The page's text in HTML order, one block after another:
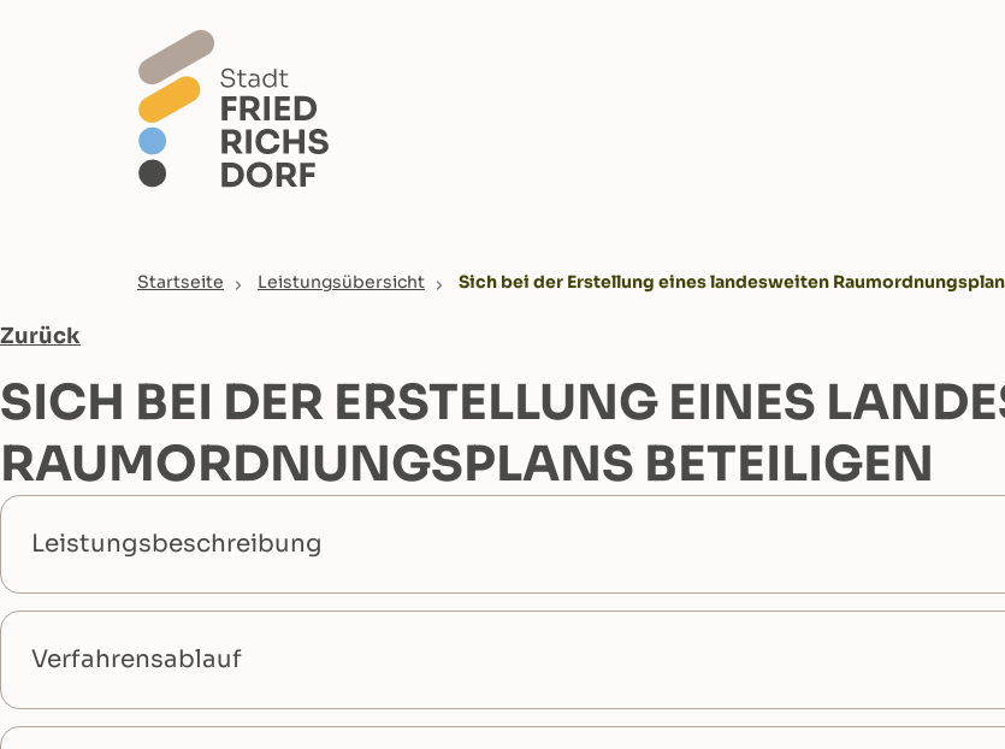
You are here:
Startseite Leistungsübersicht Sich bei der Erstellung eines landesweiten
Zurück
SICH BEI DER ERSTELLUNG EINES
RAUMORDNUNGSPLANS BETEILIGEN
Leistungsbeschreibung
Verfahrensablauf